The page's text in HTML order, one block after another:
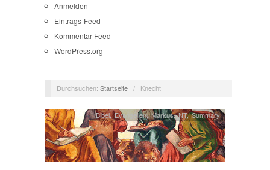
Anmelden
Eintrags-Feed
Kommentar-Feed
WordPress.org
Durchsuchen: Startseite / Knecht
Bibel,Evangelien,Markus,NT,Summary